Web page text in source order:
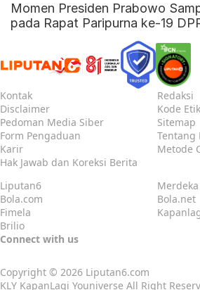
Momen Presiden Prabowo
pada Rapat Paripurna ke-19
Kontak
Redaksi
Disclaimer
Kode Etik
Pedoman Media Siber
Sitemap
Form Pengaduan
Tentang
Karir
Metode
Hak Jawab dan Koreksi Berita
Liputan6
Merdeka
Bola.com
Bola.net
Fimela
Brilio
Connect with us
Copyright © 2026 Liputan6.com
KLY KapanLagi Youniverse All Right